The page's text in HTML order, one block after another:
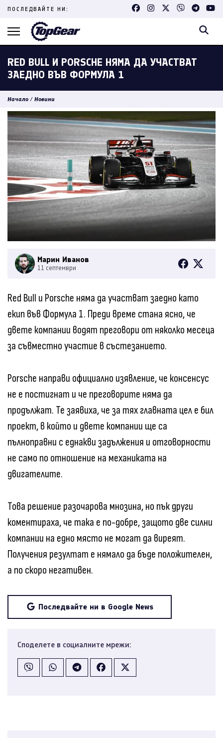
Skip
content
ПОСЛЕДВАЙТЕ НИ:
RED BULL И PORSCHE НЯМА ДА УЧАСТВАТ
ЗАЕДНО ВЪВ ФОРМУЛА 1
Начало / Новини
Марин Иванов
11 септември
Red Bull и Porsche няма да участват заедно като
екип във Формула 1. Преди време стана ясно, че
двете компании водят преговори от няколко месеца
за съвместно участие в състезанието.
Porsche направи официално изявление, че консенсус
не е постигнат и че преговорите няма да
продължат. Те заявиха, че за тях главната цел е бил
проект, в който и двете компании ще са
пълноправни с еднакви задължения и отговорности
не само по отношение на механиката на
двигателите.
Това решение разочарова мнозина, но пък други
коментираха, че така е по-добре, защото две силни
компании на едно място не могат да виреят.
Получения резултат е нямало да бъде положителен,
а по скоро негативен.
Последвайте ни в Google News
Споделете в социалните мрежи: